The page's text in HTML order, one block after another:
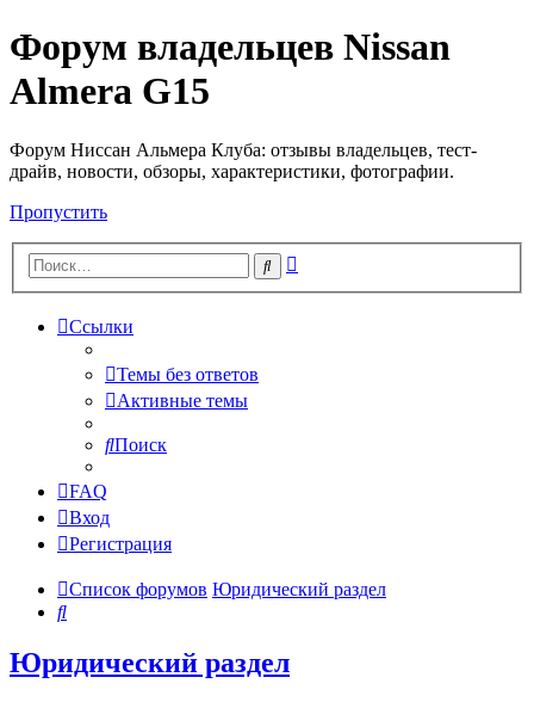
Форум владельцев Nissan
Almera G15
Форум Ниссан Альмера Клуба: отзывы владельцев, тест-
драйв, новости, обзоры, характеристики, фотографии.
Пропустить
Поиск
Ссылки
Темы без ответов
Активные темы
Поиск
FAQ
Вход
Регистрация
Список форумов Юридический раздел
Поиск
Юридический раздел